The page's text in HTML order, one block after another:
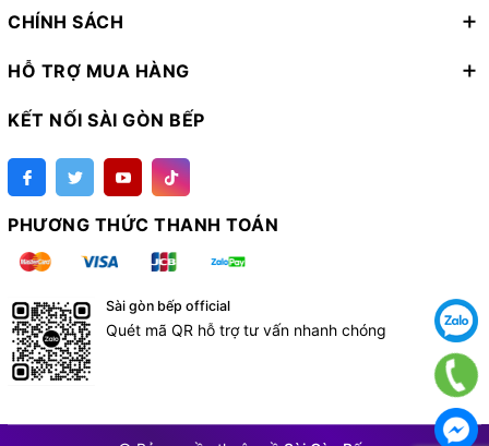
CHÍNH SÁCH
HỖ TRỢ MUA HÀNG
KẾT NỐI SÀI GÒN BẾP
PHƯƠNG THỨC THANH TOÁN
Sài gòn bếp official
Quét mã QR hỗ trợ tư vấn nhanh chóng